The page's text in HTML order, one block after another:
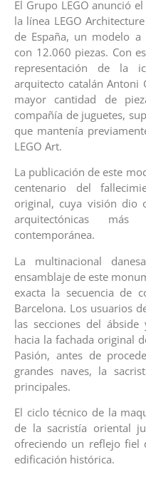
El Grupo LEGO anunció
la línea LEGO
de España, un modelo a
con 12.060 piezas. Con
representación de la
arquitecto catalán Antoni
mayor cantidad de
compañía de juguetes,
que mantenía
LEGO Art.
La publicación de este
centenario del
original, cuya visión dio
arquitectónicas
contemporánea.
La multinacional
ensamblaje de este
exacta la secuencia de
Barcelona. Los usuarios
las secciones del
hacia la fachada original
Pasión, antes de
grandes naves, la
principales.
El ciclo técnico de la
de la sacristía oriental
ofreciendo un reflejo fiel
edificación histórica.